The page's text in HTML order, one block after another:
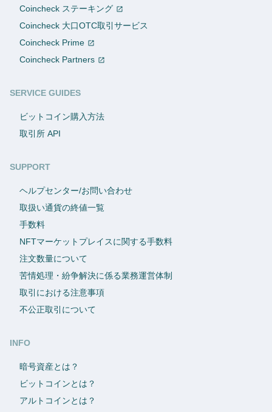
Coincheck ステーキング
Coincheck 大口OTC取引サービス
Coincheck Prime
Coincheck Partners
SERVICE GUIDES
ビットコイン購入方法
取引所 API
SUPPORT
ヘルプセンター/お問い合わせ
取扱い通貨の終値一覧
手数料
NFTマーケットプレイスに関する手数料
注文数量について
苦情処理・紛争解決に係る業務運営体制
取引における注意事項
不公正取引について
INFO
暗号資産とは？
ビットコインとは？
アルトコインとは？